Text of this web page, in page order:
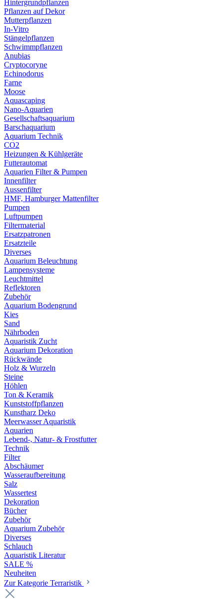
Hintergrundpflanzen
Pflanzen auf Dekor
Mutterpflanzen
In-Vitro
Stängelpflanzen
Schwimmpflanzen
Anubias
Cryptocoryne
Echinodorus
Farne
Moose
Aquascaping
Nano-Aquarien
Gesellschaftsaquarium
Barschaquarium
Aquarium Technik
CO2
Heizungen & Kühlgeräte
Futterautomat
Aquarien Filter & Pumpen
Innenfilter
Aussenfilter
HMF, Hamburger Mattenfilter
Pumpen
Luftpumpen
Filtermaterial
Ersatzpatronen
Ersatzteile
Diverses
Aquarium Beleuchtung
Lampensysteme
Leuchtmittel
Reflektoren
Zubehör
Aquarium Bodengrund
Kies
Sand
Nährboden
Aquaristik Zucht
Aquarium Dekoration
Rückwände
Holz & Wurzeln
Steine
Höhlen
Ton & Keramik
Kunststoffpflanzen
Kunstharz Deko
Meerwasser Aquaristik
Aquarien
Lebend-, Natur- & Frostfutter
Technik
Filter
Abschäumer
Wasseraufbereitung
Salz
Wassertest
Dekoration
Bücher
Zubehör
Aquarium Zubehör
Diverses
Schlauch
Aquaristik Literatur
SALE %
Neuheiten
Zur Kategorie Terraristik